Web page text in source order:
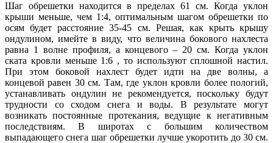
Шаг обрешетки находится в пределах 61 см. Когда уклон
крыши меньше, чем 1:4, оптимальным шагом обрешетки по
осям будет расстояние 35-45 см. Решая, как крыть крышу
ондулином, имейте в виду, что величина бокового нахлеста
равна 1 волне профиля, а концевого – 20 см. Когда уклон
ската кровли меньше 1:6 , то используют сплошной настил.
При этом боковой нахлест будет идти на две волны, а
концевой равен 30 см. Там, где уклон кровли более пологий,
устанавливать ондулин не рекомендуется, поскольку будут
трудности со сходом снега и воды. В результате могут
возникать постоянные протекания, ведущие к негативным
последствиям. В широтах с большим количеством
выпадающего снега шаг обрешетки лучше укоротить до 30 см.